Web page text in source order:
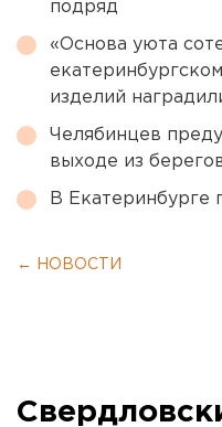
подряд
«Основа уюта
изделий
Челябинцев
выходе из
В Екатеринбурге
← НОВОСТИ